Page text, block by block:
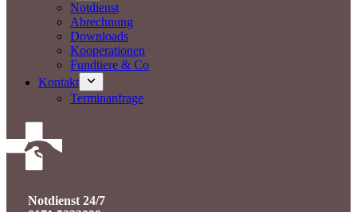
Notdienst
Abrechnung
Downloads
Kooperationen
Fundtiere & Co
Kontakt
Terminanfrage
Notdienst 24/7